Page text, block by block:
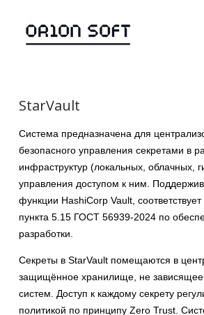
StarVault
Система предназначена для
безопасного управления секретами в
инфраструктур (локальных, облачных,
управления доступом к ним.
функции HashiCorp Vault,
пункта 5.15 ГОСТ 56939-2024 по
разработки.
Секреты в StarVault помещаются в
защищённое хранилище, не зависящее
систем. Доступ к каждому секрету
политикой по принципу Zero Trust.